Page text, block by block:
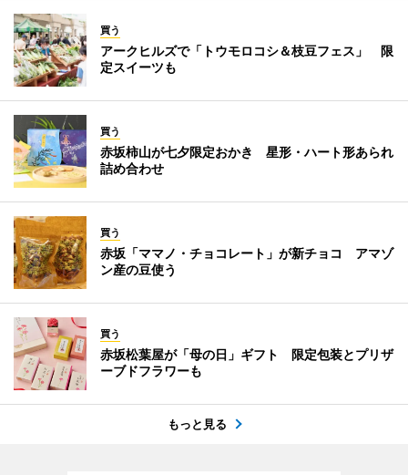
買う
アークヒルズで「トウモロコシ＆枝豆フェス」 限
定スイーツも
買う
赤坂柿山が七夕限定おかき 星形・ハート形あられ
詰め合わせ
買う
赤坂「ママノ・チョコレート」が新チョコ アマゾ
ン産の豆使う
買う
赤坂松葉屋が「母の日」ギフト 限定包装とプリザ
ーブドフラワーも
もっと見る